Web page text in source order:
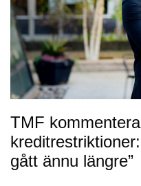
TMF
gått ännu längre”